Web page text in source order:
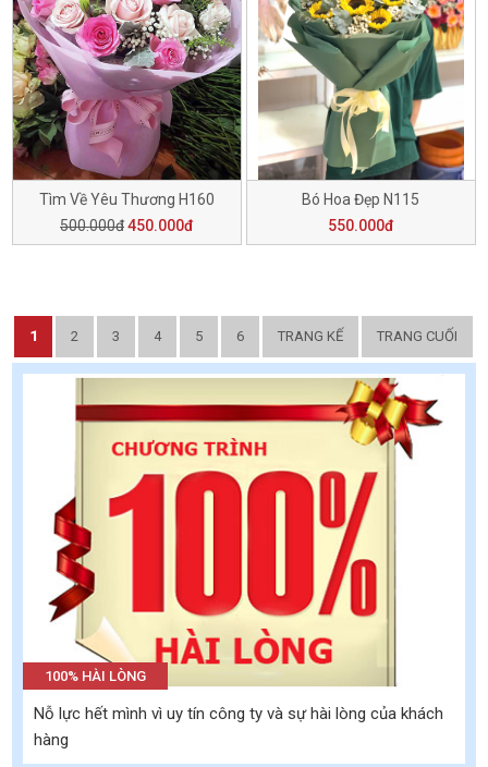
Tìm Về Yêu Thương H160
500.000đ450.000đ
Bó Hoa Đẹp N115
550.000đ
1 2 3 4 5 6 TRANG KẾ TRANG CUỐI
100% HÀI LÒNG
Nỗ lực hết mình vì uy tín công ty và sự hài lòng của khách
hàng